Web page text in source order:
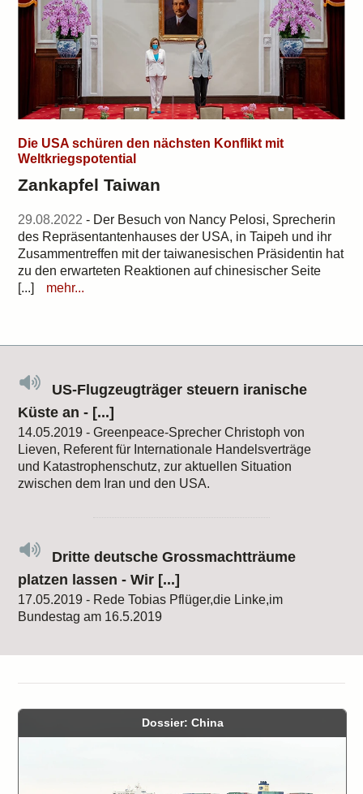
Die USA schüren den nächsten Konflikt mit
Weltkriegspotential
Zankapfel Taiwan
29.08.2022 - Der Besuch von Nancy Pelosi, Sprecherin
des Repräsentantenhauses der USA, in Taipeh und ihr
Zusammentreffen mit der taiwanesischen Präsidentin hat
zu den erwarteten Reaktionen auf chinesischer Seite
[...]
mehr...
US-Flugzeugträger steuern iranische
Küste an - [...]
14.05.2019 - Greenpeace-Sprecher Christoph von
Lieven, Referent für Internationale Handelsverträge
und Katastrophenschutz, zur aktuellen Situation
zwischen dem Iran und den USA.
Dritte deutsche Grossmachtträume
platzen lassen - Wir [...]
17.05.2019 - Rede Tobias Pflüger,die Linke,im
Bundestag am 16.5.2019
Dossier: China